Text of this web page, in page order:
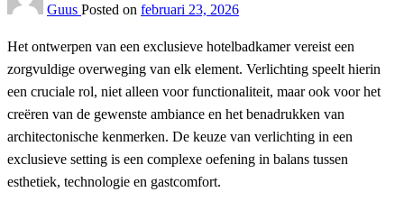
Guus Posted on februari 23, 2026
Het ontwerpen van een exclusieve hotelbadkamer vereist een
zorgvuldige overweging van elk element. Verlichting speelt hierin
een cruciale rol, niet alleen voor functionaliteit, maar ook voor het
creëren van de gewenste ambiance en het benadrukken van
architectonische kenmerken. De keuze van verlichting in een
exclusieve setting is een complexe oefening in balans tussen
esthetiek, technologie en gastcomfort.